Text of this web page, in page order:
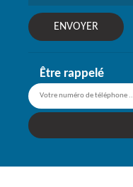
Être rappelé